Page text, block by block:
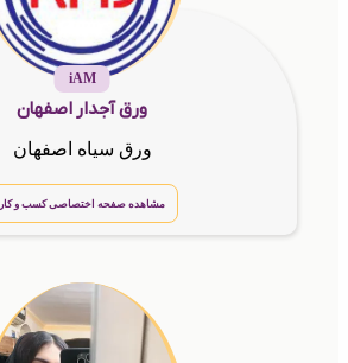
iAM
ورق آجدار اصفهان
ورق سیاه اصفهان
مشاهده صفحه اختصاصی کسب و کار